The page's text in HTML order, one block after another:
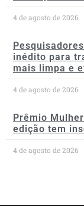
4 de agosto de 2026
inédito para
mais limpa e
4 de agosto de 2026
Prêmio
edição tem
4 de agosto de 2026